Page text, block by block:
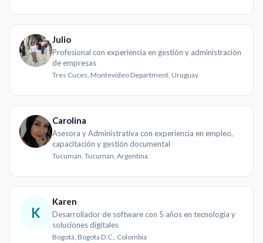
Julio
Profesional con experiencia en gestión y administración
de empresas
Tres Cuces, Montevideo Department, Uruguay
Carolina
Asesora y Administrativa con experiencia en empleo,
capacitación y gestión documental
Tucuman, Tucuman, Argentina
K
Karen
Desarrollador de software con 5 años en tecnología y
soluciones digitales
Bogotá, Bogota D.C., Colombia